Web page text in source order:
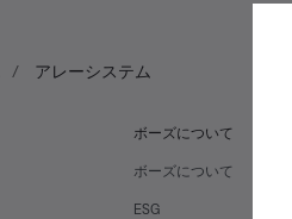
アレーシステム
ボーズについて
ボーズについて
ESG